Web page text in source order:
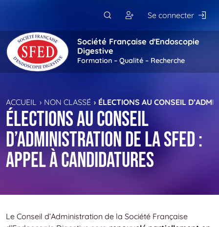
Se connecter
Société Française d'Endoscopie
Digestive
Formation – Qualité – Recherche
ACCUEIL NON CLASSÉ ÉLECTIONS AU CONSEIL
Élections au Conseil
d’Administration de la SFED :
appel à candidatures
Le Conseil d’Administration de la Société Française